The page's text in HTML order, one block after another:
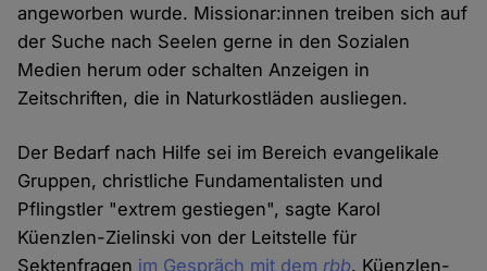
angeworben wurde. Missionar:innen treiben sich auf
der Suche nach Seelen gerne in den Sozialen
Medien herum oder schalten Anzeigen in
Zeitschriften, die in Naturkostläden ausliegen.
Der Bedarf nach Hilfe sei im Bereich evangelikale
Gruppen, christliche Fundamentalisten und
Pflingstler "extrem gestiegen", sagte Karol
Küenzlen-Zielinski von der Leitstelle für
Sektenfragen im Gespräch mit demrbb. Küenzlen-